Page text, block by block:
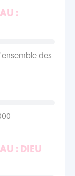
:
des
: DIEU